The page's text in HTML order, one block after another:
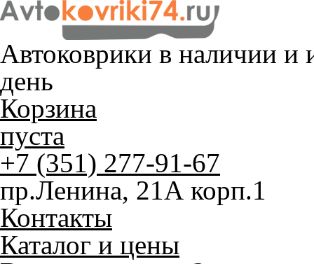
Автоковрики в наличии и
день
Корзина
пуста
+7 (351) 277-91-67
пр.Ленина, 21А корп.1
Контакты
Каталог и цены